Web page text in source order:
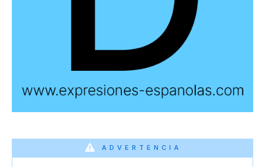
ADVERTENCIA